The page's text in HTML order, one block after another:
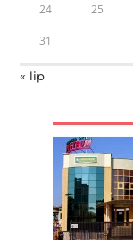
24 25
31
« lip